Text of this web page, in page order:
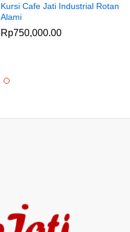
Kursi Cafe Jati Industrial Rotan
Alami
Rp750,000.00